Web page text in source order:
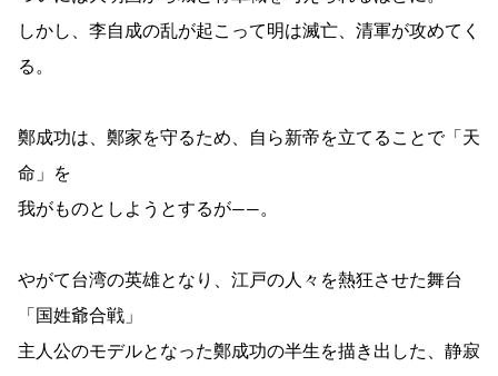
しかし、李自成の乱が起こって明は滅亡、清軍が攻めてく
る。
鄭成功は、鄭家を守るため、自ら新帝を立てることで「天
命」を
我がものとしようとするが――。
やがて台湾の英雄となり、江戸の人々を熱狂させた舞台
「国姓爺合戦」
主人公のモデルとなった鄭成功の半生を描き出した、静寂